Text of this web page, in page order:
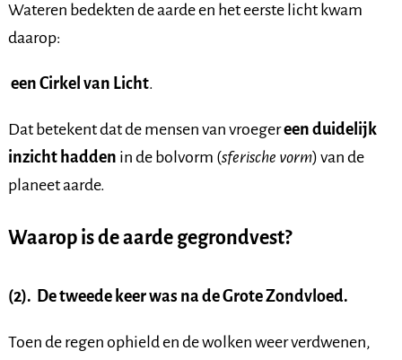
Wateren bedekten de aarde en het eerste licht kwam
daarop:
een Cirkel van Licht.
Dat betekent dat de mensen van vroegereen duidelijk
inzicht hadden in de bolvorm (sferische vorm) van de
planeet aarde.
Waarop is de aarde gegrondvest?
(2). De tweede keer was na de Grote Zondvloed.
Toen de regen ophield en de wolken weer verdwenen,